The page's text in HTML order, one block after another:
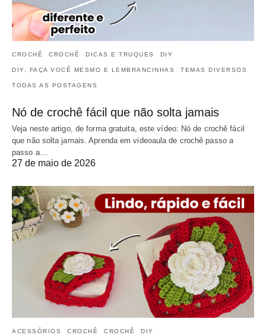
CROCHÊ CROCHÊ DICAS E TRUQUES DIY
DIY, FAÇA VOCÊ MESMO E LEMBRANCINHAS TEMAS DIVERSOS
TODAS AS POSTAGENS
Nó de crochê fácil que não solta jamais
Veja neste artigo, de forma gratuita, este vídeo: Nó de crochê fácil
que não solta jamais. Aprenda em videoaula de crochê passo a
passo a…
27 de maio de 2026
ACESSÓRIOS CROCHÊ CROCHÊ DIY